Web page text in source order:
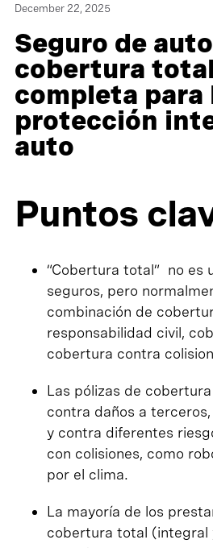
December 22, 2025
Seguro de
cobertura
completa para
protección
auto
Puntos
“Cobertura total” no es
seguros, pero
combinación de
responsabilidad civil,
cobertura contra
Las pólizas de
contra daños a
y contra diferentes
con colisiones, como
por el clima.
La mayoría de los
cobertura total (integral